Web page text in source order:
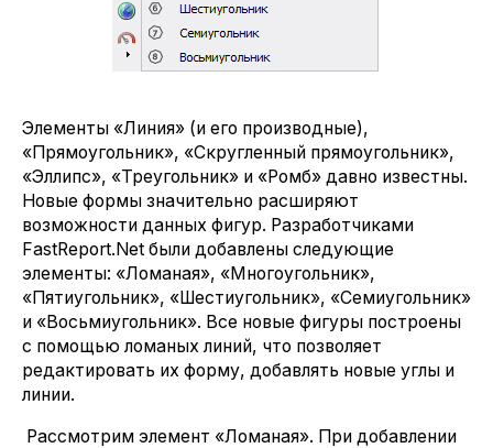
Элементы «Линия» (и его производные),
«Прямоугольник», «Скругленный прямоугольник»,
«Эллипс», «Треугольник» и «Ромб» давно известны.
Новые формы значительно расширяют
возможности данных фигур. Разработчиками
FastReport.Net были добавлены следующие
элементы: «Ломаная», «Многоугольник»,
«Пятиугольник», «Шестиугольник», «Семиугольник»
и «Восьмиугольник». Все новые фигуры построены
с помощью ломаных линий, что позволяет
редактировать их форму, добавлять новые углы и
линии.
Рассмотрим элемент «Ломаная». При добавлении